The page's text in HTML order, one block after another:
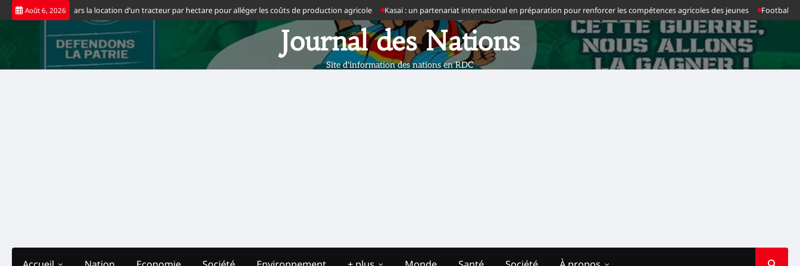
Skip
to
Août 6, 2026
fixe à 65 dollars la location d’un tracteur par hectare pour alléger les coûts de production agricole Kasaï : un partenariat international en préparation pour renforcer les compétences agricoles des jeunes Football :
Journal des Nations
Site d'information des nations en RDC